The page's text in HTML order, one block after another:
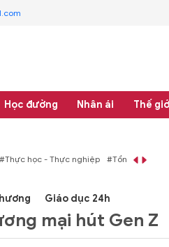
Học đường Nhân ái Thế
#Tổng rà soát hệ thống văn bản quy phạm
Giáo dục 24h
mại hút Gen Z